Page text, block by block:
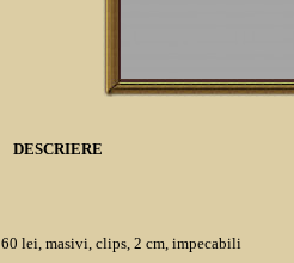
DESCRIERE
60 lei, masivi, clips, 2 cm, impecabili